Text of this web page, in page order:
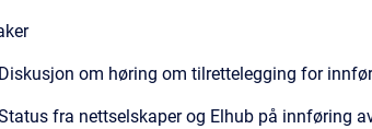
om høring om tilrettelegging for
fra nettselskaper og Elhub på innføring